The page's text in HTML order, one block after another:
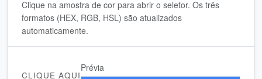
Clique na amostra de cor para abrir o seletor. Os três
formatos (HEX, RGB, HSL) são atualizados
automaticamente.
CLIQUE AQUI
Prévia